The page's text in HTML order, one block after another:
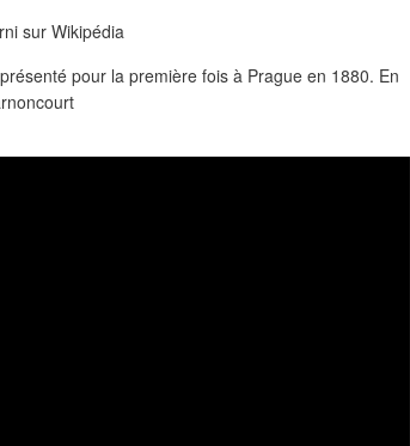
sur Wikipédia
pour la première fois à Prague en 1880. En